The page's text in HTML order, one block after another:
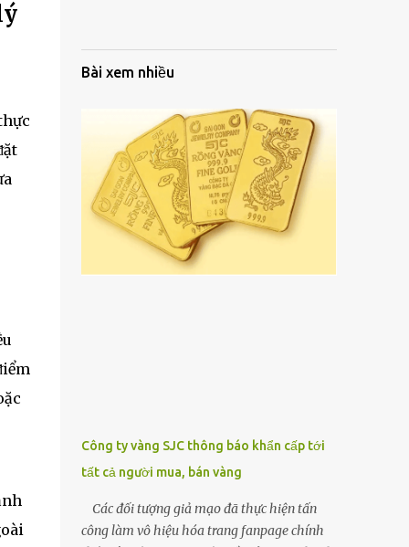
Bài xem nhiều
Công ty vàng SJC thông báo khẩn cấp tới
tất cả người mua, bán vàng
Các đối tượng giả mạo đã thực hiện tấn
công làm vô hiệu hóa trang fanpage chính